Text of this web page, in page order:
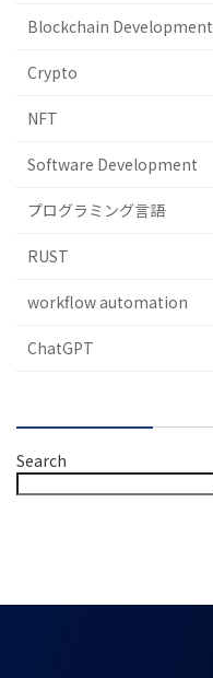
Blockchain Development
Crypto
NFT
Software Development
プログラミング言語
RUST
workflow automation
ChatGPT
Search